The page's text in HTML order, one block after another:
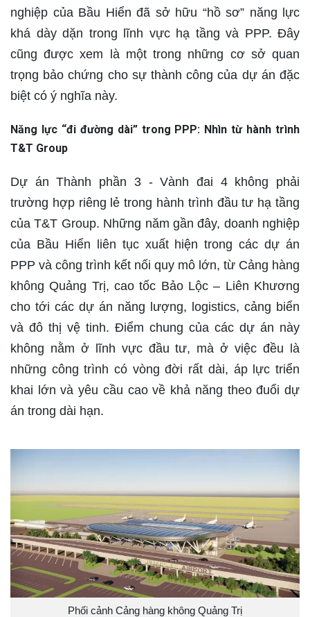
nghiệp của Bầu Hiển đã sở hữu “hồ sơ” năng lực
khá dày dặn trong lĩnh vực hạ tầng và PPP. Đây
cũng được xem là một trong những cơ sở quan
trọng bảo chứng cho sự thành công của dự án đặc
biệt có ý nghĩa này.
Năng lực “đi đường dài” trong PPP: Nhìn từ hành trình
T&T Group
Dự án Thành phần 3 - Vành đai 4 không phải
trường hợp riêng lẻ trong hành trình đầu tư hạ tầng
của T&T Group. Những năm gần đây, doanh nghiệp
của Bầu Hiển liên tục xuất hiện trong các dự án
PPP và công trình kết nối quy mô lớn, từ Cảng hàng
không Quảng Trị, cao tốc Bảo Lộc – Liên Khương
cho tới các dự án năng lượng, logistics, cảng biển
và đô thị vệ tinh. Điểm chung của các dự án này
không nằm ở lĩnh vực đầu tư, mà ở việc đều là
những công trình có vòng đời rất dài, áp lực triển
khai lớn và yêu cầu cao về khả năng theo đuổi dự
án trong dài hạn.
Phối cảnh Cảng hàng không Quảng Trị